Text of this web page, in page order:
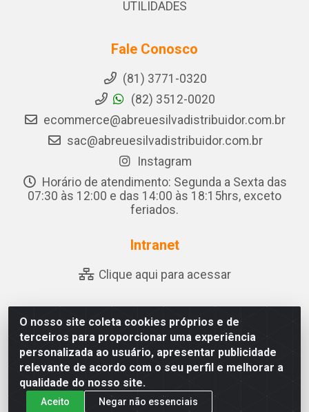
O nosso site coleta cookies próprios e de
terceiros para proporcionar uma experiência
personalizada ao usuário, apresentar publicidade
relevante de acordo com o seu perfil e melhorar a
qualidade do nosso site.
Aceito Negar não essenciais
UTILIDADES
Fale Conosco
(81) 3771-0320
(82) 3512-0020
ecommerce@abreuesilvadistribuidor.com.br
sac@abreuesilvadistribuidor.com.br
Instagram
Horário de atendimento: Segunda a Sexta das
07:30 às 12:00 e das 14:00 às 18:15hrs, exceto
feriados.
Intranet
Clique aqui para acessar
Abreu & Silva - Rua Padre Jose de Souza Leite, 265 - Ariado,
Olho D'Água das Flores/AL - CEP 57.442-000 - CNPJ
04.790.656/0001-06